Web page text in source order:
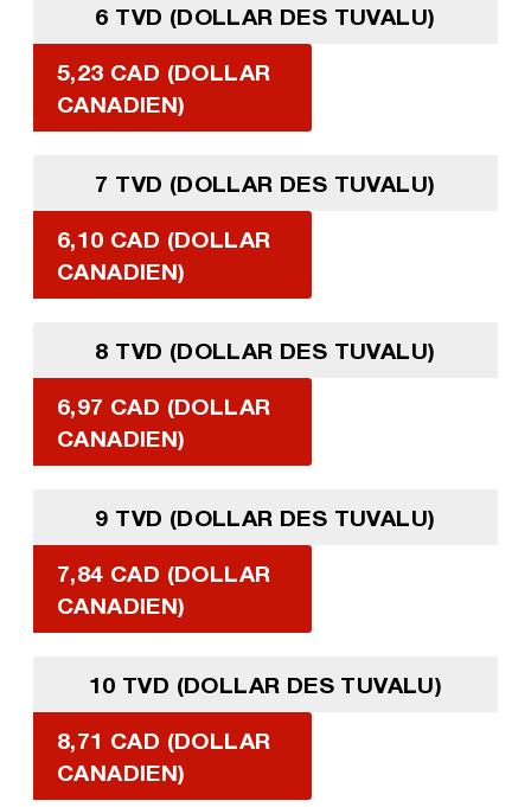
6 TVD (DOLLAR DES TUVALU)
5,23 CAD (DOLLAR
CANADIEN)
7 TVD (DOLLAR DES TUVALU)
6,10 CAD (DOLLAR
CANADIEN)
8 TVD (DOLLAR DES TUVALU)
6,97 CAD (DOLLAR
CANADIEN)
9 TVD (DOLLAR DES TUVALU)
7,84 CAD (DOLLAR
CANADIEN)
10 TVD (DOLLAR DES TUVALU)
8,71 CAD (DOLLAR
CANADIEN)